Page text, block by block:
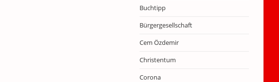
Buchtipp
Bürgergesellschaft
Cem Özdemir
Christentum
Corona